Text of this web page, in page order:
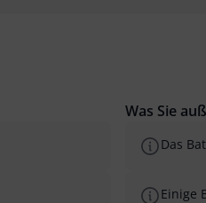
Was Sie
Das
Einige